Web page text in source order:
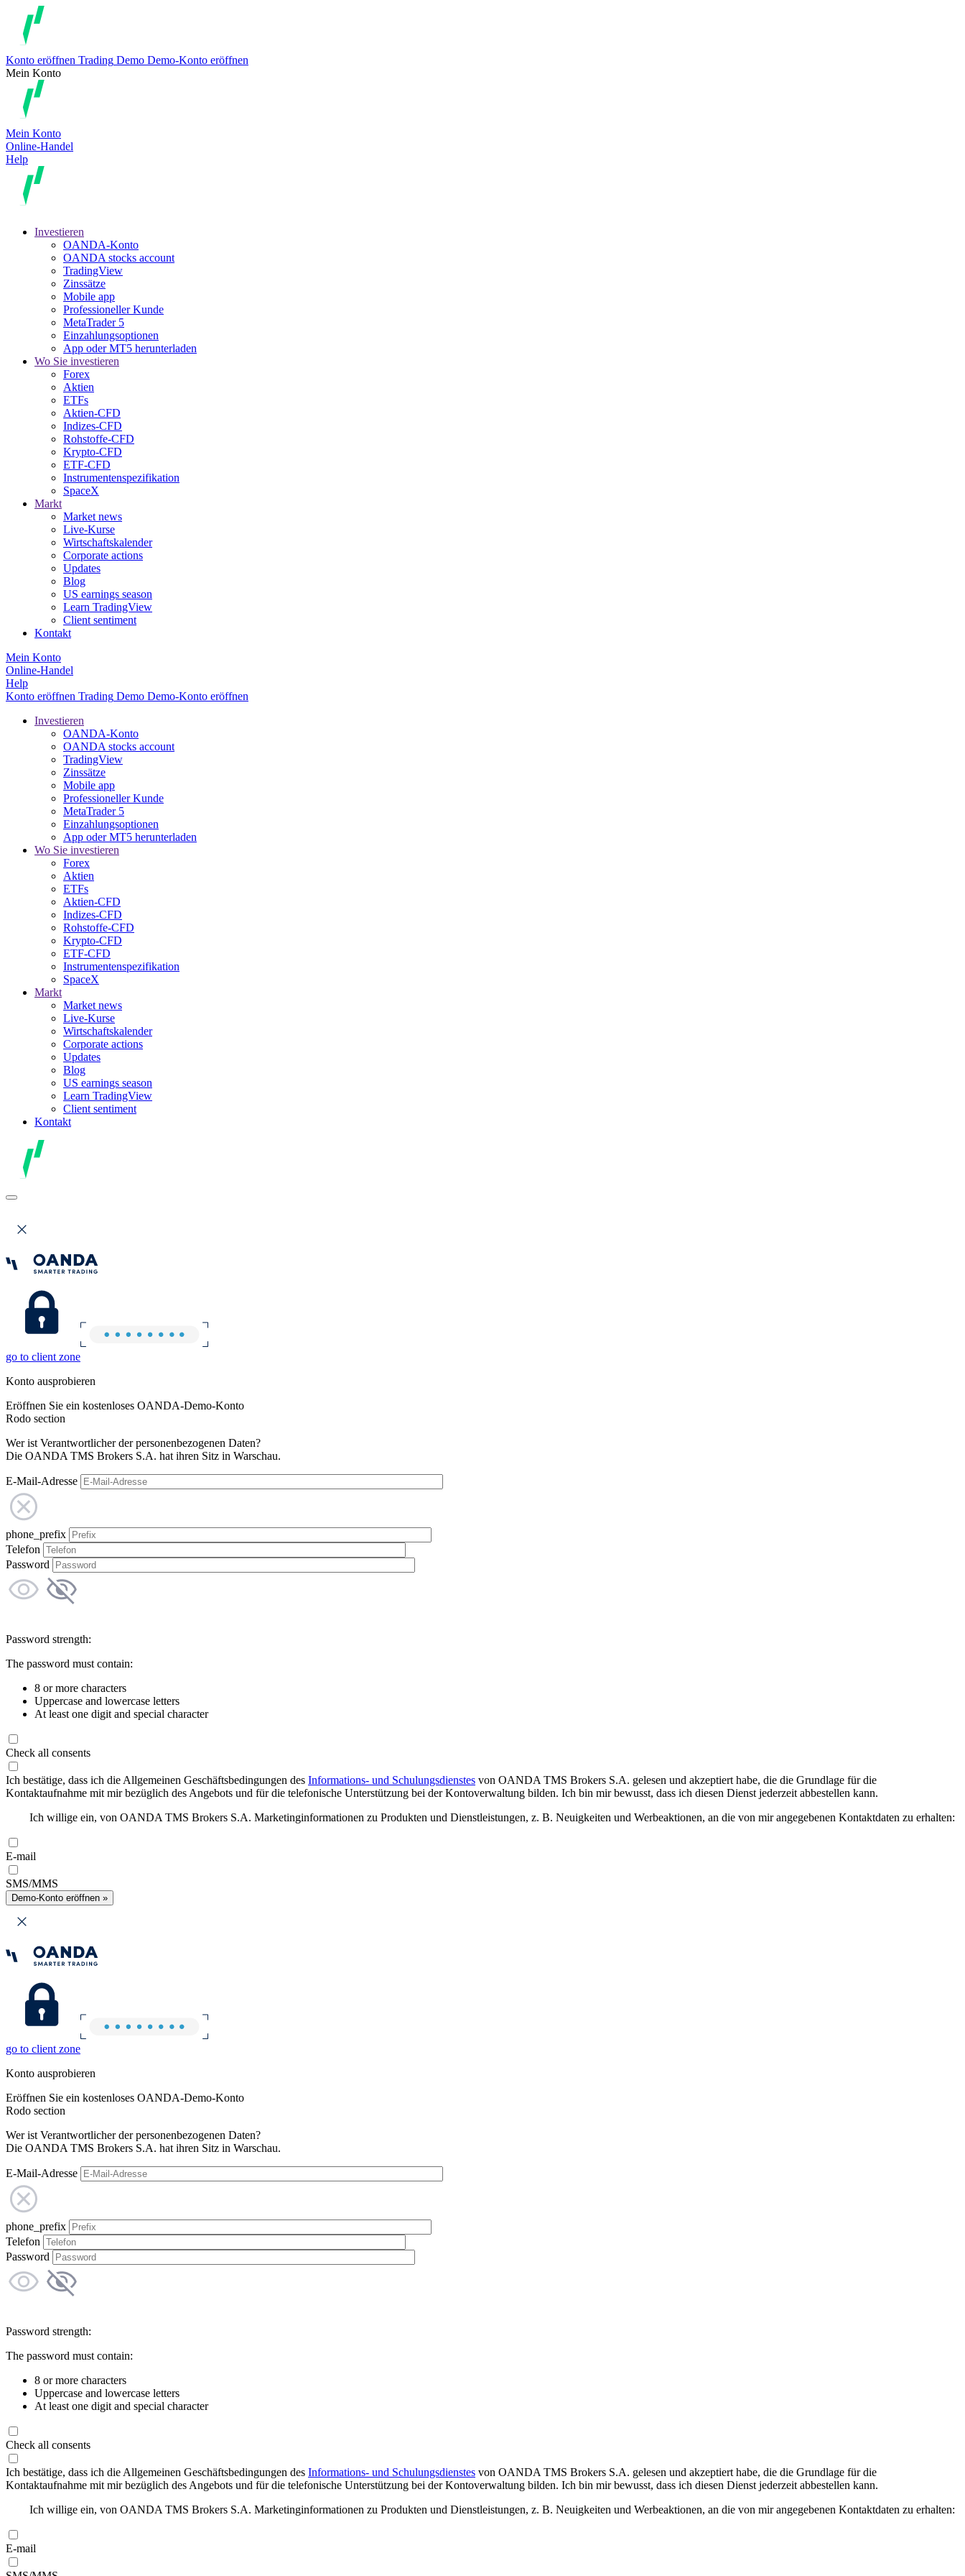
Konto eröffnen Trading Demo Demo-Konto eröffnen
Mein Konto
Mein Konto
Online-Handel
Help
Investieren
OANDA-Konto
OANDA stocks account
TradingView
Zinssätze
Mobile app
Professioneller Kunde
MetaTrader 5
Einzahlungsoptionen
App oder MT5 herunterladen
Wo Sie investieren
Forex
Aktien
ETFs
Aktien-CFD
Indizes-CFD
Rohstoffe-CFD
Krypto-CFD
ETF-CFD
Instrumentenspezifikation
SpaceX
Markt
Market news
Live-Kurse
Wirtschaftskalender
Corporate actions
Updates
Blog
US earnings season
Learn TradingView
Client sentiment
Kontakt
Mein Konto
Online-Handel
Help
Konto eröffnen Trading Demo Demo-Konto eröffnen
Investieren
OANDA-Konto
OANDA stocks account
TradingView
Zinssätze
Mobile app
Professioneller Kunde
MetaTrader 5
Einzahlungsoptionen
App oder MT5 herunterladen
Wo Sie investieren
Forex
Aktien
ETFs
Aktien-CFD
Indizes-CFD
Rohstoffe-CFD
Krypto-CFD
ETF-CFD
Instrumentenspezifikation
SpaceX
Markt
Market news
Live-Kurse
Wirtschaftskalender
Corporate actions
Updates
Blog
US earnings season
Learn TradingView
Client sentiment
Kontakt
go to client zone
Konto ausprobieren
Eröffnen Sie ein kostenloses OANDA-Demo-Konto
Rodo section
Wer ist Verantwortlicher der personenbezogenen Daten?
Die OANDA TMS Brokers S.A. hat ihren Sitz in Warschau.
E-Mail-Adresse
phone_prefix
Telefon
Password
Password strength:
The password must contain:
8 or more characters
Uppercase and lowercase letters
At least one digit and special character
Check all consents
Ich bestätige, dass ich die Allgemeinen Geschäftsbedingungen des Informations- und Schulungsdienstes von OANDA TMS Brokers S.A. gelesen und akzeptiert habe, die die Grundlage für die
Kontaktaufnahme mit mir bezüglich des Angebots und für die telefonische Unterstützung bei der Kontoverwaltung bilden. Ich bin mir bewusst, dass ich diesen Dienst jederzeit abbestellen kann.
Ich willige ein, von OANDA TMS Brokers S.A. Marketinginformationen zu Produkten und Dienstleistungen, z. B. Neuigkeiten und Werbeaktionen, an die von mir angegebenen Kontaktdaten zu erhalten:
E-mail
SMS/MMS
Demo-Konto eröffnen »
go to client zone
Konto ausprobieren
Eröffnen Sie ein kostenloses OANDA-Demo-Konto
Rodo section
Wer ist Verantwortlicher der personenbezogenen Daten?
Die OANDA TMS Brokers S.A. hat ihren Sitz in Warschau.
E-Mail-Adresse
phone_prefix
Telefon
Password
Password strength:
The password must contain:
8 or more characters
Uppercase and lowercase letters
At least one digit and special character
Check all consents
Ich bestätige, dass ich die Allgemeinen Geschäftsbedingungen des Informations- und Schulungsdienstes von OANDA TMS Brokers S.A. gelesen und akzeptiert habe, die die Grundlage für die
Kontaktaufnahme mit mir bezüglich des Angebots und für die telefonische Unterstützung bei der Kontoverwaltung bilden. Ich bin mir bewusst, dass ich diesen Dienst jederzeit abbestellen kann.
Ich willige ein, von OANDA TMS Brokers S.A. Marketinginformationen zu Produkten und Dienstleistungen, z. B. Neuigkeiten und Werbeaktionen, an die von mir angegebenen Kontaktdaten zu erhalten:
E-mail